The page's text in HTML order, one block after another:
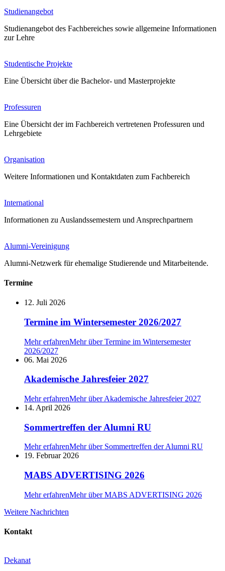
Studienangebot
Studienangebot des Fachbereiches sowie allgemeine Informationen
zur Lehre
Studentische Projekte
Eine Übersicht über die Bachelor- und Masterprojekte
Professuren
Eine Übersicht der im Fachbereich vertretenen Professuren und
Lehrgebiete
Organisation
Weitere Informationen und Kontaktdaten zum Fachbereich
International
Informationen zu Auslandssemestern und Ansprechpartnern
Alumni-Vereinigung
Alumni-Netzwerk für ehemalige Studierende und Mitarbeitende.
Termine
12. Juli 2026
Termine im Wintersemester 2026/2027
Mehr erfahrenMehr über Termine im Wintersemester
2026/2027
06. Mai 2026
Akademische Jahresfeier 2027
Mehr erfahrenMehr über Akademische Jahresfeier 2027
14. April 2026
Sommertreffen der Alumni RU
Mehr erfahrenMehr über Sommertreffen der Alumni RU
19. Februar 2026
MABS ADVERTISING 2026
Mehr erfahrenMehr über MABS ADVERTISING 2026
Weitere Nachrichten
Kontakt
Dekanat